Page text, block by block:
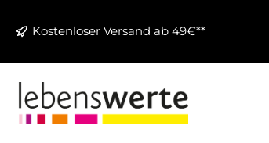
Kostenloser Versand ab 49€**